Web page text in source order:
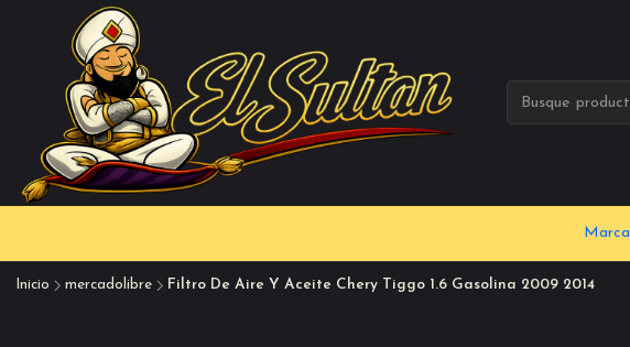
Marca
Inicio mercadolibre Filtro De Aire Y Aceite Chery Tiggo 1.6 Gasolina 2009 2014